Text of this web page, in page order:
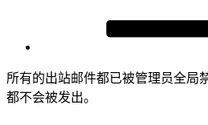
所有的出站邮件都已被管理员全局
都不会被发出。